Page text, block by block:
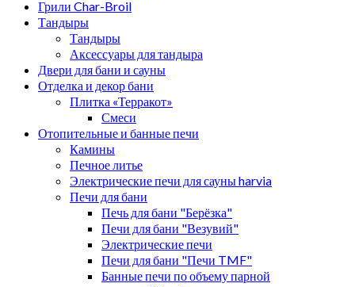
Грили Char-Broil
Тандыры
Тандыры
Аксессуары для тандыра
Двери для бани и сауны
Отделка и декор бани
Плитка «Терракот»
Смеси
Отопительные и банные печи
Камины
Печное литье
Электрические печи для сауны harvia
Печи для бани
Печь для бани "Берёзка"
Печи для бани "Везувий"
Электрические печи
Печи для бани "Печи TMF"
Банные печи по объему парной